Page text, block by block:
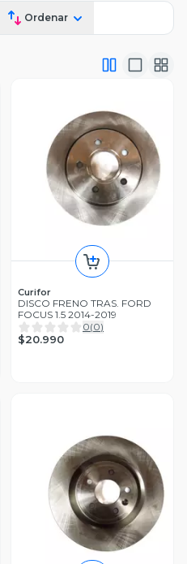
Ordenar
Curifor
DISCO FRENO TRAS. FORD
FOCUS 1.5 2014-2019
0(0)
$20.990